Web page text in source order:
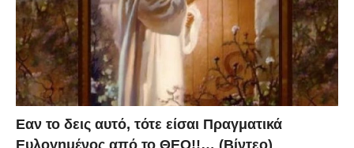
Eαν το δεις αυτό, τότε είσαι Πραγματικά